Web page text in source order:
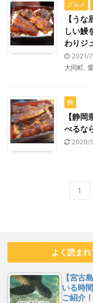
グルメ
【う
しい鰻
わりジ
2021/
大同町
鰻
【静
べるな
2020/
1
よく読まれ
【宮古
いる時
ご紹介！